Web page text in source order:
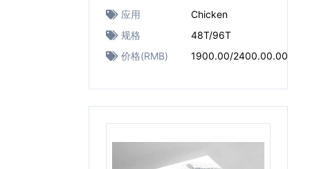
应用
Chicken
规格
48T/96T
价格(RMB)
1900.00/2400.00.00